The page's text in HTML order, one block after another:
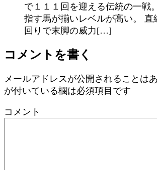
で１１１回を迎える伝統の一戦
指す馬が揃いレベルが高い。 直
回りで末脚の威力[…]
コメントを書く
メールアドレスが公開されることはあ
が付いている欄は必須項目です
コメント